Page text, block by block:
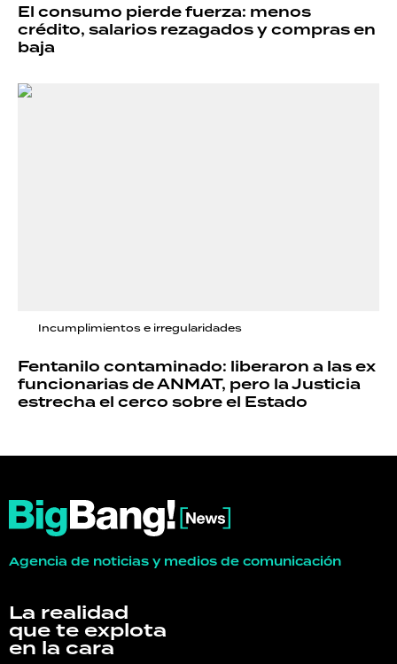
El consumo pierde fuerza: menos
crédito, salarios rezagados y compras en
baja
Incumplimientos e irregularidades
Fentanilo contaminado: liberaron a las ex
funcionarias de ANMAT, pero la Justicia
estrecha el cerco sobre el Estado
Agencia de noticias y medios de comunicación
La realidad
que te explota
en la cara